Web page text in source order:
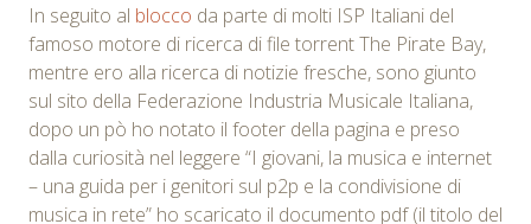
In seguito al blocco da parte di molti ISP Italiani del
famoso motore di ricerca di file torrent The Pirate Bay,
mentre ero alla ricerca di notizie fresche, sono giunto
sul sito della Federazione Industria Musicale Italiana,
dopo un pò ho notato il footer della pagina e preso
dalla curiosità nel leggere “I giovani, la musica e internet
– una guida per i genitori sul p2p e la condivisione di
musica in rete” ho scaricato il documento pdf (il titolo del